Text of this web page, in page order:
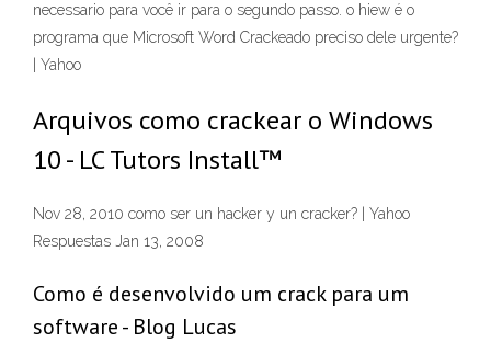
necessario para você ir para o segundo passo. o hiew é o
programa que Microsoft Word Crackeado preciso dele urgente?
| Yahoo
Arquivos como crackear o Windows
10 - LC Tutors Install™
Nov 28, 2010 como ser un hacker y un cracker? | Yahoo
Respuestas Jan 13, 2008
Como é desenvolvido um crack para um
software - Blog Lucas